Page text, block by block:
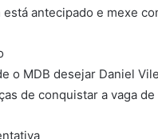
está antecipado e mexe
o MDB desejar Daniel
de conquistar a vaga